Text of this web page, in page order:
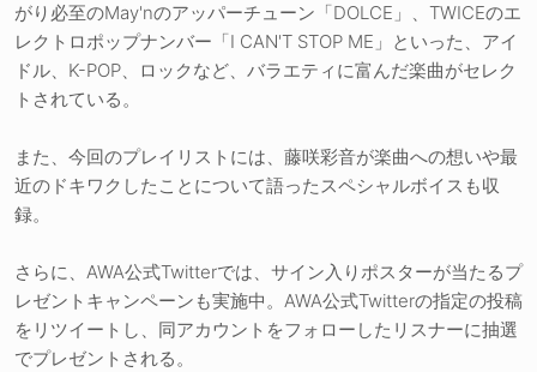
がり必至のMay'nのアッパーチューン「DOLCE」、TWICEのエ
レクトロポップナンバー「I CAN'T STOP ME」といった、アイ
ドル、K-POP、ロックなど、バラエティに富んだ楽曲がセレク
トされている。
また、今回のプレイリストには、藤咲彩音が楽曲への想いや最
近のドキワクしたことについて語ったスペシャルボイスも収
録。
さらに、AWA公式Twitterでは、サイン入りポスターが当たるプ
レゼントキャンペーンも実施中。AWA公式Twitterの指定の投稿
をリツイートし、同アカウントをフォローしたリスナーに抽選
でプレゼントされる。